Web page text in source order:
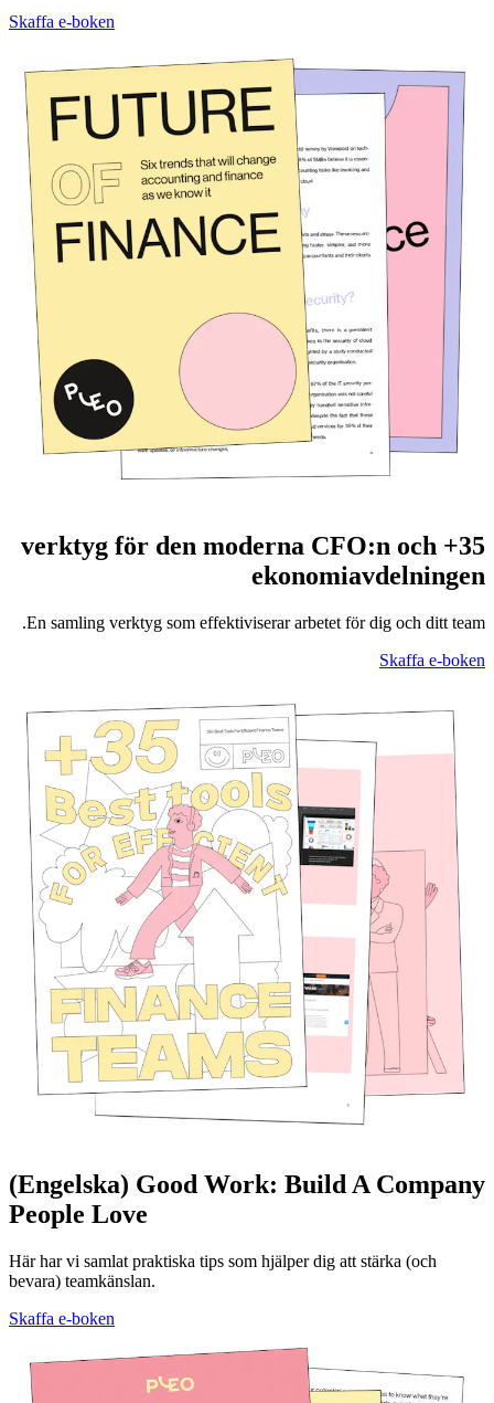
Skaffa e-boken
35+ verktyg för den moderna CFO:n och
ekonomiavdelningen
En samling verktyg som effektiviserar arbetet för dig och ditt team.
Skaffa e-boken
(Engelska) Good Work: Build A Company
People Love
Här har vi samlat praktiska tips som hjälper dig att stärka (och
bevara) teamkänslan.
Skaffa e-boken